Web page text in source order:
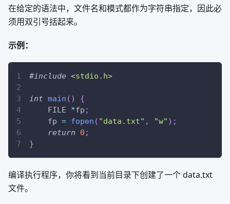
在给定的语法中，文件名和模式都作为字符串指定，因此必
须用双引号括起来。
示例：
#include <stdio.h>
int main ( )
{
    FILE
*fp ;
    fp
= fopen ( "data.txt" , "w" ) ;
return
0 ;
}
编译执行程序，你将看到当前目录下创建了一个 data.txt
文件。